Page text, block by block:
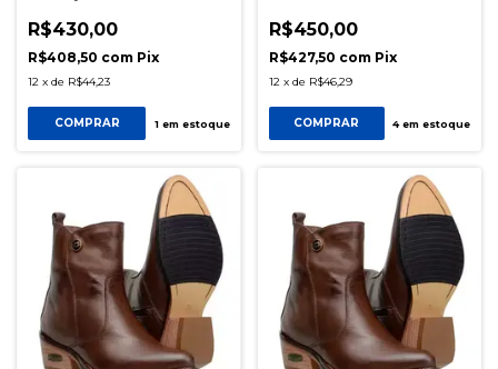
R$430,00
R$408,50 com Pix
12 x de R$44,23
COMPRAR 1em estoque
R$450,00
R$427,50 com Pix
12 x de R$46,29
COMPRAR 4em estoque